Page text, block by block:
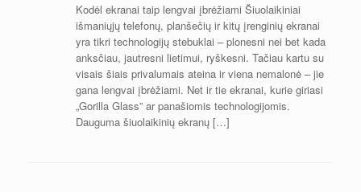
Kodėl ekranai taip lengvai įbrėžiami Šiuolaikiniai
išmaniųjų telefonų, planšečių ir kitų įrenginių ekranai
yra tikri technologijų stebuklai – plonesni nei bet kada
anksčiau, jautresni lietimui, ryškesni. Tačiau kartu su
visais šiais privalumais ateina ir viena nemalonė – jie
gana lengvai įbrėžiami. Net ir tie ekranai, kurie giriasi
„Gorilla Glass” ar panašiomis technologijomis.
Dauguma šiuolaikinių ekranų […]